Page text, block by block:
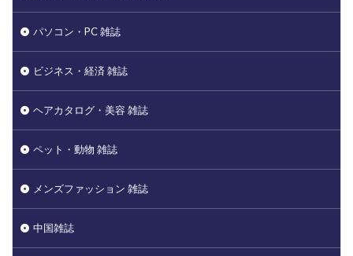
パソコン・PC 雑誌
ビジネス・経済 雑誌
ヘアカタログ・美容 雑誌
ペット・動物 雑誌
メンズファッション 雑誌
中国雑誌